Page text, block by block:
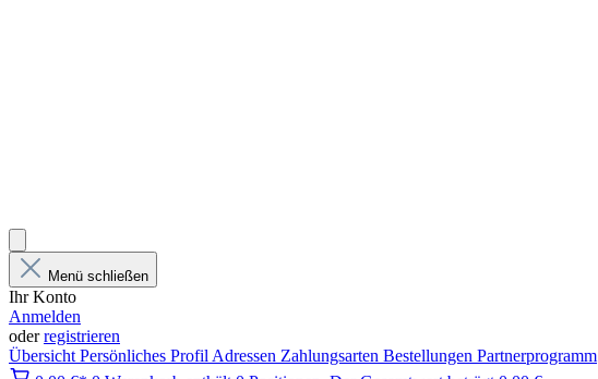
Menü schließen
Ihr Konto
Anmelden
oderregistrieren
Übersicht Persönliches Profil Adressen Zahlungsarten Bestellungen Partnerprogramm